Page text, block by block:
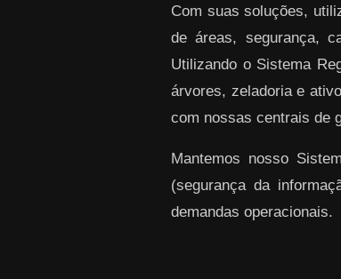
Com suas soluções,
de áreas, segurança,
Utilizando o Sistema
árvores, zeladoria e
com nossas centrais de
Mantemos nosso
(segurança da
demandas operacionais.